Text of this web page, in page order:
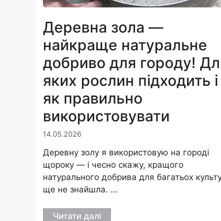
Деревна зола —
найкраще натуральне
добриво для городу!
яких рослин підходить і
як правильно
використовувати
14.05.2026
Деревну золу я використовую на городі
щороку — і чесно скажу, кращого
натурального добрива для багатьох
ще не знайшла. …
Читати далі